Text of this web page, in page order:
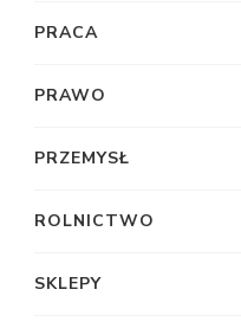
PRACA
PRAWO
PRZEMYSŁ
ROLNICTWO
SKLEPY